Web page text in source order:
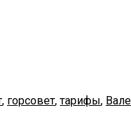
, горсовет,тарифы,